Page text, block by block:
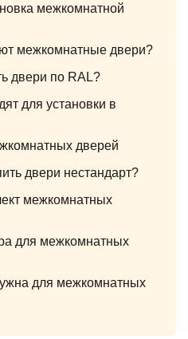
межкомнатной
межкомнатные двери?
двери по RAL?
для установки в
дверей
двери нестандарт?
межкомнатных
для межкомнатных
для межкомнатных